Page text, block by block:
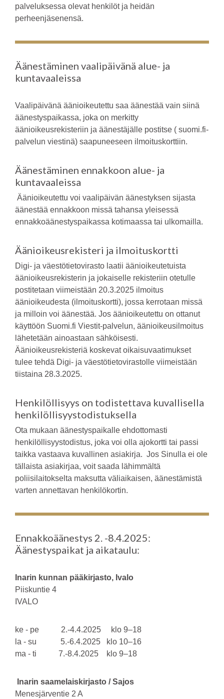
palveluksessa olevat henkilöt ja heidän
perheenjäsenensä.
Äänestäminen vaalipäivänä alue- ja
kuntavaaleissa
Vaalipäivänä äänioikeutettu saa äänestää vain siinä
äänestyspaikassa, joka on merkitty
äänioikeusrekisteriin ja äänestäjälle postitse ( suomi.fi-
palvelun viestinä) saapuneeseen ilmoituskorttiin.
Äänestäminen ennakkoon alue- ja
kuntavaaleissa
Äänioikeutettu voi vaalipäivän äänestyksen sijasta
äänestää ennakkoon missä tahansa yleisessä
ennakkoäänestyspaikassa kotimaassa tai ulkomailla.
Äänioikeusrekisteri ja ilmoituskortti
Digi- ja väestötietovirasto laatii äänioikeutetuista
äänioikeusrekisterin ja jokaiselle rekisteriin otetulle
postitetaan viimeistään 20.3.2025 ilmoitus
äänioikeudesta (ilmoituskortti), jossa kerrotaan missä
ja milloin voi äänestää. Jos äänioikeutettu on ottanut
käyttöön Suomi.fi Viestit-palvelun, äänioikeusilmoitus
lähetetään ainoastaan sähköisesti.
Äänioikeusrekisteriä koskevat oikaisuvaatimukset
tulee tehdä Digi- ja väestötietovirastolle viimeistään
tiistaina 28.3.2025.
Henkilöllisyys on todistettava kuvallisella
henkilöllisyystodistuksella
Ota mukaan äänestyspaikalle ehdottomasti
henkilöllisyystodistus, joka voi olla ajokortti tai passi
taikka vastaava kuvallinen asiakirja. Jos Sinulla ei ole
tällaista asiakirjaa, voit saada lähimmältä
poliisilaitokselta maksutta väliaikaisen, äänestämistä
varten annettavan henkilökortin.
Ennakkoäänestys 2. -8.4.2025:
Äänestyspaikat ja aikataulu:
Inarin kunnan pääkirjasto, Ivalo
Piiskuntie 4
IVALO
ke - pe 2.-4.4.2025 klo 9–18
la - su 5.-6.4.2025 klo 10–16
ma - ti 7.-8.4.2025 klo 9–18
Inarin saamelaiskirjasto / Sajos
Menesjärventie 2 A